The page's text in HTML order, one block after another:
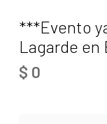
***Evento
Lagarde en
$ 0